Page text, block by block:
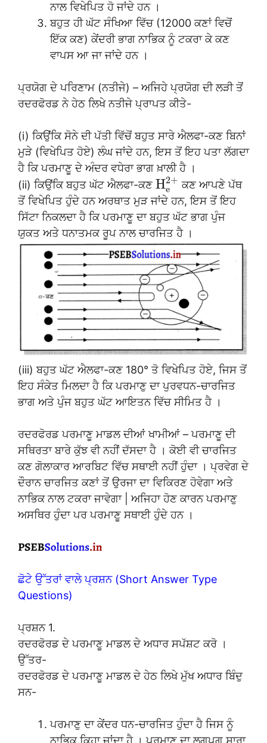
ਨਾਲ ਵਿਖੇਪਿਤ ਹੋ ਜਾਂਦੇ ਹਨ ।
ਬਹੁਤ ਹੀ ਘੱਟ ਸੰਖਿਆ ਵਿੱਚ (12000 ਕਣਾਂ ਵਿਚੋਂ
ਇੱਕ ਕਣ) ਕੇਂਦਰੀ ਭਾਗ ਨਾਭਿਕ ਨੂੰ ਟਕਰਾ ਕੇ ਕਣ
ਵਾਪਸ ਆ ਜਾ ਜਾਂਦੇ ਹਨ ।
ਪ੍ਰਯੋਗ ਦੇ ਪਰਿਣਾਮ (ਨਤੀਜੇ) – ਅਜਿਹੇ ਪ੍ਰਯੋਗ ਦੀ ਲੜੀ ਤੋਂ
ਰਦਰਫੋਰਡ ਨੇ ਹੇਠ ਲਿਖੇ ਨਤੀਜੇ ਪ੍ਰਾਪਤ ਕੀਤੇ-
(i) ਕਿਉਂਕਿ ਸੋਨੇ ਦੀ ਪੱਤੀ ਵਿੱਚੋਂ ਬਹੁਤ ਸਾਰੇ ਐਲਫਾ-ਕਣ ਬਿਨਾਂ
ਮੁੜੇ (ਵਿਖੇਪਿਤ ਹੋਏ) ਲੰਘ ਜਾਂਦੇ ਹਨ, ਇਸ ਤੋਂ ਇਹ ਪਤਾ ਲੱਗਦਾ
ਹੈ ਕਿ ਪਰਮਾਣੂ ਦੇ ਅੰਦਰ ਵਧੇਰਾ ਭਾਗ ਖ਼ਾਲੀ ਹੈ ।
(ii) ਕਿਉਂਕਿ ਬਹੁਤ ਘੱਟ ਐਲਫਾ-ਕਣ H2+
e
ਕਣ ਆਪਣੇ ਪੱਥ
ਤੋਂ ਵਿਖੇਪਿਤ ਹੁੰਦੇ ਹਨ ਅਰਥਾਤ ਮੁੜ ਜਾਂਦੇ ਹਨ, ਇਸ ਤੋਂ ਇਹ
ਸਿੱਟਾ ਨਿਕਲਦਾ ਹੈ ਕਿ ਪਰਮਾਣੂ ਦਾ ਬਹੁਤ ਘੱਟ ਭਾਗ ਪੁੰਜ
ਯੁਕਤ ਅਤੇ ਧਨਾਤਮਕ ਰੂਪ ਨਾਲ ਚਾਰਜਿਤ ਹੈ ।
(iii) ਬਹੁਤ ਘੱਟ ਐਲਫਾ-ਕਣ 180° ਤੋ ਵਿਖੇਪਿਤ ਹੋਏ, ਜਿਸ ਤੋਂ
ਇਹ ਸੰਕੇਤ ਮਿਲਦਾ ਹੈ ਕਿ ਪਰਮਾਣੁ ਦਾ ਪੁਰਵਧਨ-ਚਾਰਜਿਤ
ਭਾਗ ਅਤੇ ਪੁੰਜ ਬਹੁਤ ਘੱਟ ਆਇਤਨ ਵਿੱਚ ਸੀਮਿਤ ਹੈ ।
ਰਦਰਫੋਰਡ ਪਰਮਾਣੂ ਮਾਡਲ ਦੀਆਂ ਖਾਮੀਆਂ – ਪਰਮਾਣੂ ਦੀ
ਸਥਿਰਤਾ ਬਾਰੇ ਕੁੱਝ ਵੀ ਨਹੀਂ ਦੱਸਦਾ ਹੈ । ਕੋਈ ਵੀ ਚਾਰਜਿਤ
ਕਣ ਗੋਲਾਕਾਰ ਆਰਬਿਟ ਵਿੱਚ ਸਥਾਈ ਨਹੀਂ ਹੁੰਦਾ । ਪ੍ਰਵੇਗ ਦੇ
ਦੌਰਾਨ ਚਾਰਜਿਤ ਕਣਾਂ ਤੋਂ ਉਰਜਾ ਦਾ ਵਿਕਿਰਣ ਹੋਵੇਗਾ ਅਤੇ
ਨਾਭਿਕ ਨਾਲ ਟਕਰਾ ਜਾਵੇਗਾ | ਅਜਿਹਾ ਹੋਣ ਕਾਰਨ ਪਰਮਾਣੁ
ਅਸਥਿਰ ਹੁੰਦਾ ਪਰ ਪਰਮਾਣੂ ਸਥਾਈ ਹੁੰਦੇ ਹਨ ।
ਛੋਟੇ ਉੱਤਰਾਂ ਵਾਲੇ ਪ੍ਰਸ਼ਨ (Short Answer Type
Questions)
ਪ੍ਰਸ਼ਨ 1.
ਰਦਰਫੋਰਡ ਦੇ ਪਰਮਾਣੂ ਮਾਡਲ ਦੇ ਅਧਾਰ ਸਪੱਸ਼ਟ ਕਰੋ ।
ਉੱਤਰ-
ਰਦਰਫੋਰਡ ਦੇ ਪਰਮਾਣੂ ਮਾਡਲ ਦੇ ਹੇਠ ਲਿਖੇ ਮੁੱਖ ਅਧਾਰ ਬਿੰਦੁ
ਸਨ-
ਪਰਮਾਣੁ ਦਾ ਕੇਂਦਰ ਧਨ-ਚਾਰਜਿਤ ਹੁੰਦਾ ਹੈ ਜਿਸ ਨੂੰ
ਨਾਭਿਕ ਕਿਹਾ ਜਾਂਦਾ ਹੈ । ਪਰਮਾਣੂ ਦਾ ਲਗਪਗ ਸਾਰਾ